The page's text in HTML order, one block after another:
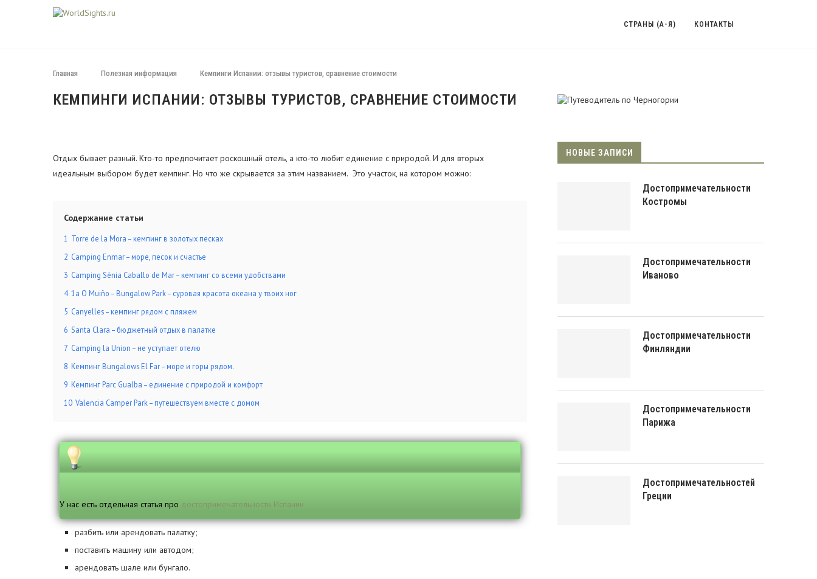
СТРАНЫ (А-Я) КОНТАКТЫ
Главная Полезная информация Кемпинги Испании: отзывы туристов, сравнение стоимости
КЕМПИНГИ ИСПАНИИ: ОТЗЫВЫ ТУРИСТОВ, СРАВНЕНИЕ СТОИМОСТИ
Отдых бывает разный. Кто-то предпочитает роскошный отель, а кто-то любит единение с природой. И для вторых
идеальным выбором будет кемпинг. Но что же скрывается за этим названием. Это участок, на котором можно:
Содержание статьи
1 Torre de la Mora – кемпинг в золотых песках
2 Camping Enmar – море, песок и счастье
3 Camping Sènia Caballo de Mar – кемпинг со всеми удобствами
4 1a O Muiño – Bungalow Park – суровая красота океана у твоих ног
5 Canyelles – кемпинг рядом с пляжем
6 Santa Clara – бюджетный отдых в палатке
7 Camping la Union – не уступает отелю
8 Кемпинг Bungalows El Far – море и горы рядом.
9 Кемпинг Parc Gualba – единение с природой и комфорт
10 Valencia Camper Park – путешествуем вместе с домом
У нас есть отдельная статья про достопримечательности Испании
разбить или арендовать палатку;
поставить машину или автодом;
арендовать шале или бунгало.
НОВЫЕ ЗАПИСИ
Достопримечательности
Костромы
Достопримечательности
Иваново
Достопримечательности
Финляндии
Достопримечательности
Парижа
Достопримечательностей
Греции